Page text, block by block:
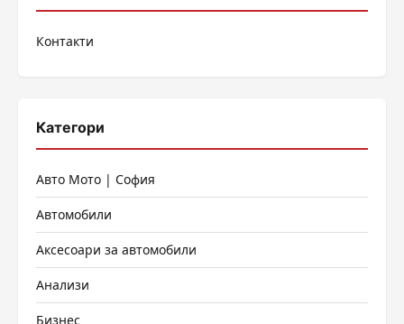
Контакти
Категори
Авто Мото | София
Автомобили
Аксесоари за автомобили
Анализи
Бизнес